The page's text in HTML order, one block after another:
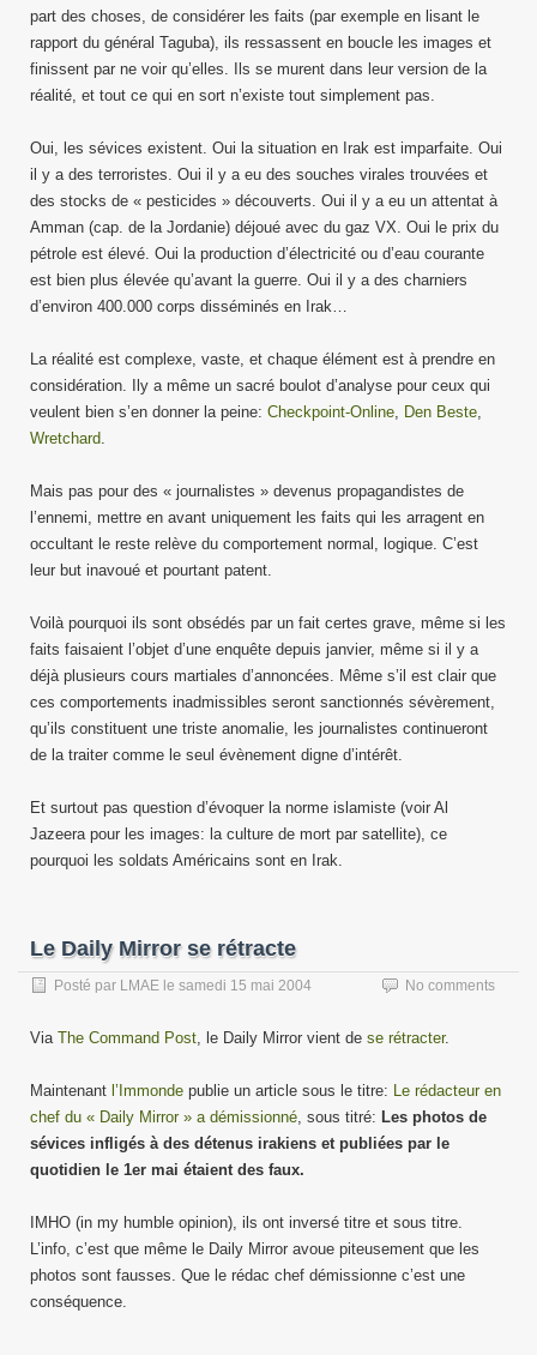
part des choses, de considérer les faits (par exemple en lisant le
rapport du général Taguba), ils ressassent en boucle les images et
finissent par ne voir qu’elles. Ils se murent dans leur version de la
réalité, et tout ce qui en sort n’existe tout simplement pas.
Oui, les sévices existent. Oui la situation en Irak est imparfaite. Oui
il y a des terroristes. Oui il y a eu des souches virales trouvées et
des stocks de « pesticides » découverts. Oui il y a eu un attentat à
Amman (cap. de la Jordanie) déjoué avec du gaz VX. Oui le prix du
pétrole est élevé. Oui la production d’électricité ou d’eau courante
est bien plus élevée qu’avant la guerre. Oui il y a des charniers
d’environ 400.000 corps disséminés en Irak…
La réalité est complexe, vaste, et chaque élément est à prendre en
considération. Ily a même un sacré boulot d’analyse pour ceux qui
veulent bien s’en donner la peine: Checkpoint-Online, Den Beste,
Wretchard.
Mais pas pour des « journalistes » devenus propagandistes de
l’ennemi, mettre en avant uniquement les faits qui les arragent en
occultant le reste relève du comportement normal, logique. C’est
leur but inavoué et pourtant patent.
Voilà pourquoi ils sont obsédés par un fait certes grave, même si les
faits faisaient l’objet d’une enquête depuis janvier, même si il y a
déjà plusieurs cours martiales d’annoncées. Même s’il est clair que
ces comportements inadmissibles seront sanctionnés sévèrement,
qu’ils constituent une triste anomalie, les journalistes continueront
de la traiter comme le seul évènement digne d’intérêt.
Et surtout pas question d’évoquer la norme islamiste (voir Al
Jazeera pour les images: la culture de mort par satellite), ce
pourquoi les soldats Américains sont en Irak.
Le Daily Mirror se rétracte
Posté par LMAE le samedi 15 mai 2004 No comments
Via The Command Post, le Daily Mirror vient de se rétracter.
Maintenant l’Immonde publie un article sous le titre: Le rédacteur en
chef du « Daily Mirror » a démissionné, sous titré: Les photos de
sévices infligés à des détenus irakiens et publiées par le
quotidien le 1er mai étaient des faux.
IMHO (in my humble opinion), ils ont inversé titre et sous titre.
L’info, c’est que même le Daily Mirror avoue piteusement que les
photos sont fausses. Que le rédac chef démissionne c’est une
conséquence.